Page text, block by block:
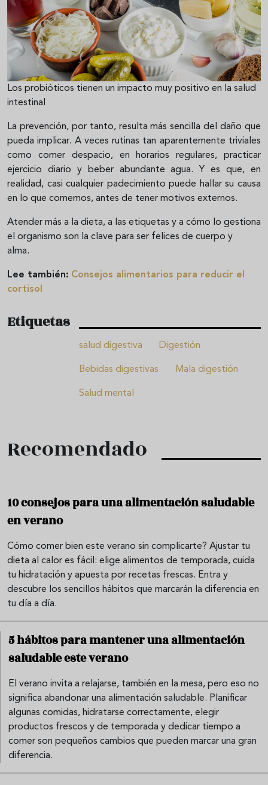
Los probióticos tienen un impacto muy positivo en la salud
intestinal
La prevención, por tanto, resulta más sencilla del daño que
pueda implicar. A veces rutinas tan aparentemente triviales
como comer despacio, en horarios regulares, practicar
ejercicio diario y beber abundante agua. Y es que, en
realidad, casi cualquier padecimiento puede hallar su causa
en lo que comemos, antes de tener motivos externos.
Atender más a la dieta, a las etiquetas y a cómo lo gestiona
el organismo son la clave para ser felices de cuerpo y
alma.
Lee también: Consejos alimentarios para reducir el
cortisol
Etiquetas
salud digestiva Digestión
Bebidas digestivas Mala digestión
Salud mental
Recomendado
10 consejos para una alimentación saludable
en verano
Cómo comer bien este verano sin complicarte? Ajustar tu
dieta al calor es fácil: elige alimentos de temporada, cuida
tu hidratación y apuesta por recetas frescas. Entra y
descubre los sencillos hábitos que marcarán la diferencia en
tu día a día.
5 hábitos para mantener una alimentación
saludable este verano
El verano invita a relajarse, también en la mesa, pero eso no
significa abandonar una alimentación saludable. Planificar
algunas comidas, hidratarse correctamente, elegir
productos frescos y de temporada y dedicar tiempo a
comer son pequeños cambios que pueden marcar una gran
diferencia.